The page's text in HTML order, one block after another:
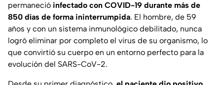
permaneció infectado con COVID-19 durante más de
850 días de forma ininterrumpida. El hombre, de 59
años y con un sistema inmunológico debilitado, nunca
logró eliminar por completo el virus de su organismo, lo
que convirtió su cuerpo en un entorno perfecto para la
evolución del SARS-CoV-2.